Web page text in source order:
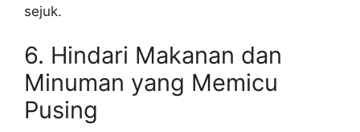
sejuk.
6. Hindari Makanan dan
Minuman yang Memicu
Pusing